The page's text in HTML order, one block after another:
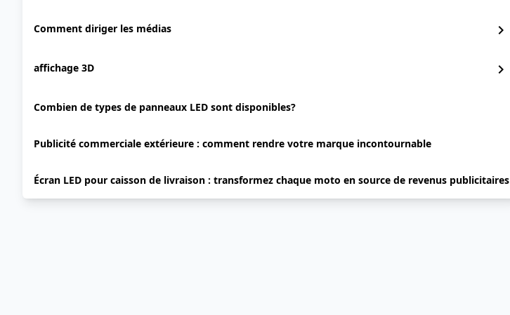
Comment diriger les médias chevron_right
affichage 3D chevron_right
Combien de types de panneaux LED sont disponibles?
Publicité commerciale extérieure : comment rendre votre marque incontournable
Écran LED pour caisson de livraison : transformez chaque moto en source de revenus publicitaires